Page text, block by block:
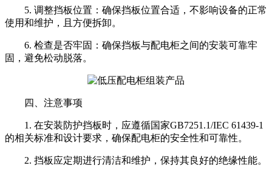
5. 调整挡板位置：确保挡板位置合适，不影响设备的正常
使用和维护，且方便拆卸。
6. 检查是否牢固：确保挡板与配电柜之间的安装可靠牢
固，避免松动脱落。
四、注意事项
1. 在安装防护挡板时，应遵循国家GB7251.1/IEC 61439-1
的相关标准和设计要求，确保配电柜的安全性和可靠性。
2. 挡板应定期进行清洁和维护，保持其良好的绝缘性能。